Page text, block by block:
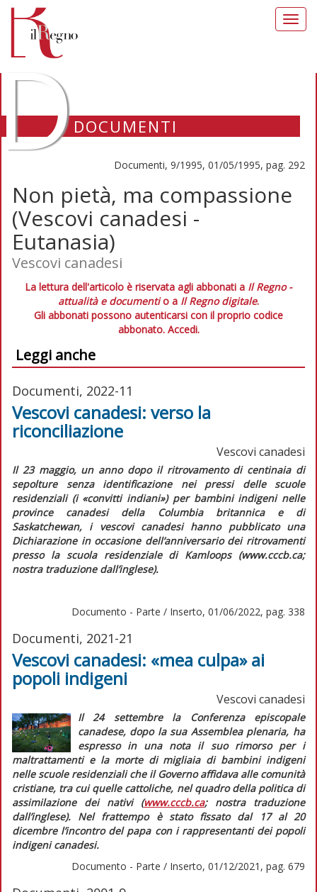
DOCUMENTI
Documenti, 9/1995, 01/05/1995, pag. 292
Non pietà, ma compassione
(Vescovi canadesi -
Eutanasia)
Vescovi canadesi
La lettura dell'articolo è riservata agli abbonati a Il Regno -
attualità e documentio a Il Regno digitale.
Gli abbonati possono autenticarsi con il proprio codice
abbonato. Accedi.
Leggi anche
Documenti, 2022-11
Vescovi canadesi: verso la
riconciliazione
Vescovi canadesi
Il 23 maggio, un anno dopo il ritrovamento di centinaia di
sepolture senza identificazione nei pressi delle scuole
residenziali (i «convitti indiani») per bambini indigeni nelle
province canadesi della Columbia britannica e di
Saskatchewan, i vescovi canadesi hanno pubblicato una
Dichiarazione in occasione dell’anniversario dei ritrovamenti
presso la scuola residenziale di Kamloops (www.cccb.ca;
nostra traduzione dall’inglese).
Documento - Parte / Inserto, 01/06/2022, pag. 338
Documenti, 2021-21
Vescovi canadesi: «mea culpa» ai
popoli indigeni
Vescovi canadesi
Il 24 settembre la Conferenza episcopale
canadese, dopo la sua Assemblea plenaria, ha
espresso in una nota il suo rimorso per i
maltrattamenti e la morte di migliaia di bambini indigeni
nelle scuole residenziali che il Governo affidava alle comunità
cristiane, tra cui quelle cattoliche, nel quadro della politica di
assimilazione dei nativi (www.cccb.ca; nostra traduzione
dall’inglese). Nel frattempo è stato fissato dal 17 al 20
dicembre l’incontro del papa con i rappresentanti dei popoli
indigeni canadesi.
Documento - Parte / Inserto, 01/12/2021, pag. 679